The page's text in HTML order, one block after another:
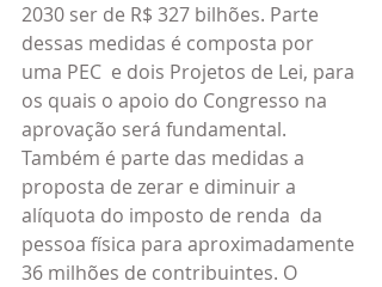
2030 ser de R$ 327 bilhões. Parte
dessas medidas é composta por
uma PEC  e dois Projetos de Lei, para
os quais o apoio do Congresso na
aprovação será fundamental.
Também é parte das medidas a
proposta de zerar e diminuir a
alíquota do imposto de renda  da
pessoa física para aproximadamente
36 milhões de contribuintes. O